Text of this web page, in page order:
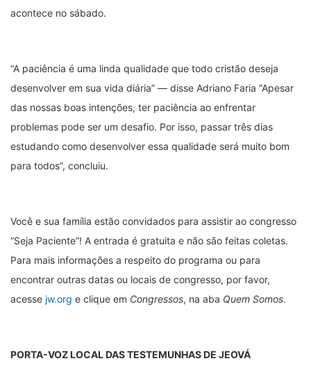
acontece no sábado.
“A paciência é uma linda qualidade que todo cristão deseja
desenvolver em sua vida diária” — disse Adriano Faria “Apesar
das nossas boas intenções, ter paciência ao enfrentar
problemas pode ser um desafio. Por isso, passar três dias
estudando como desenvolver essa qualidade será muito bom
para todos”, concluiu.
Você e sua família estão convidados para assistir ao congresso
“Seja Paciente”! A entrada é gratuita e não são feitas coletas.
Para mais informações a respeito do programa ou para
encontrar outras datas ou locais de congresso, por favor,
acesse jw.org e clique em Congressos, na aba Quem Somos.
PORTA-VOZ LOCAL DAS TESTEMUNHAS DE JEOVÁ